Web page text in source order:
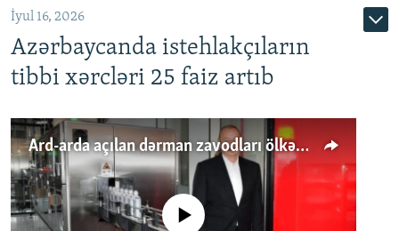
İyul 16, 2026
Azərbaycanda istehlakçıların
tibbi xərcləri 25 faiz artıb
Ard-arda açılan dərman zavodları ölkənin tələbatını ödəyirmi?
No media source currently available